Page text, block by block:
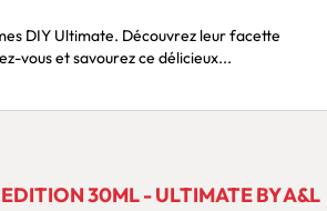
DIY Ultimate. Découvrez leur facette
une pépite ! Détendez-vous et savourez ce délicieux...
30ML - ULTIMATE BY A&L